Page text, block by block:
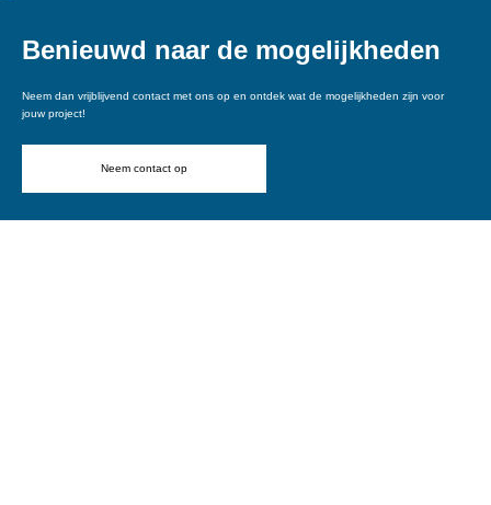
Benieuwd naar de mogelijkheden
Neem dan vrijblijvend contact met ons op en ontdek wat de mogelijkheden zijn voor
jouw project!
Neem contact op